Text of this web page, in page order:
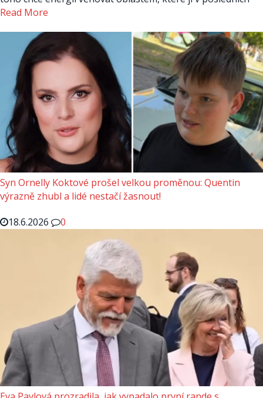
Read More
Syn Ornelly Koktové prošel velkou proměnou: Quentin
výrazně zhubl a lidé nestačí žasnout!
18.6.2026
0